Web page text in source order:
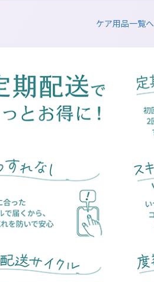
ケア用品一覧へ